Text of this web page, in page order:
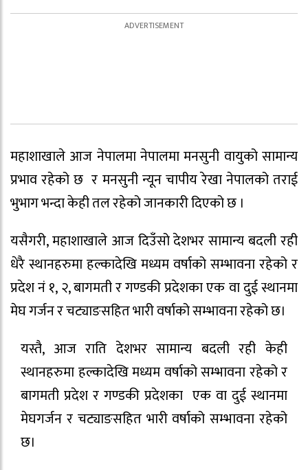
महाशाखाले आज नेपालमा नेपालमा मनसुनी वायुको सामान्य
प्रभाव रहेको छ र मनसुनी न्यून चापीय रेखा नेपालको तराई
भुभाग भन्दा केही तल रहेको जानकारी दिएको छ ।
यसैगरी, महाशाखाले आज दिउँसो देशभर सामान्य बदली रही
धेरै स्थानहरुमा हल्कादेखि मध्यम वर्षाको सम्भावना रहेको र
प्रदेश नं १, २, बागमती र गण्डकी प्रदेशका एक वा दुई स्थानमा
मेघ गर्जन र चट्याङसहित भारी वर्षाको सम्भावना रहेको छ।
यस्तै, आज राति देशभर सामान्य बदली रही केही
स्थानहरुमा हल्कादेखि मध्यम वर्षाको सम्भावना रहेको र
बागमती प्रदेश र गण्डकी प्रदेशका एक वा दुई स्थानमा
मेघगर्जन र चट्याङसहित भारी वर्षाको सम्भावना रहेको
छ।